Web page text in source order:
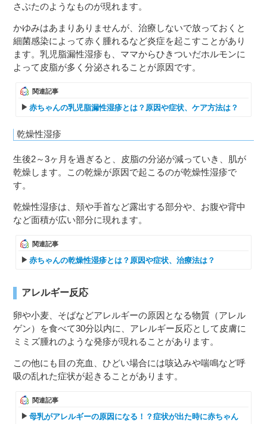
さぶたのようなものが現れます。
かゆみはあまりありませんが、治療しないで放っておくと
細菌感染によって赤く腫れるなど炎症を起こすことがあり
ます。乳児脂漏性湿疹も、ママからひきついだホルモンに
よって皮脂が多く分泌されることが原因です。
関連記事
赤ちゃんの乳児脂漏性湿疹とは？原因や症状、ケア方法は？
乾燥性湿疹
生後2～3ヶ月を過ぎると、皮脂の分泌が減っていき、肌が
乾燥します。この乾燥が原因で起こるのが乾燥性湿疹で
す。
乾燥性湿疹は、頬や手首など露出する部分や、お腹や背中
など面積が広い部分に現れます。
関連記事
赤ちゃんの乾燥性湿疹とは？原因や症状、治療法は？
アレルギー反応
卵や小麦、そばなどアレルギーの原因となる物質（アレル
ゲン）を食べて30分以内に、アレルギー反応として皮膚に
ミミズ腫れのような発疹が現れることがあります。
この他にも目の充血、ひどい場合には咳込みや喘鳴など呼
吸の乱れた症状が起きることがあります。
関連記事
母乳がアレルギーの原因になる！？症状が出た時に赤ちゃん